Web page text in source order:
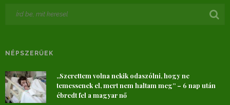
NÉPSZERŰEK
„Szerettem volna nekik odaszólni, hogy ne
temessenek el, mert nem haltam meg” – 6 nap után
ébredt fel a magyar nő